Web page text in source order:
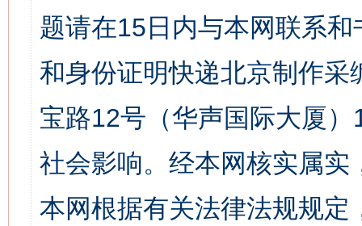
题请在15日内与本网联系
和身份证明快递北京制作
宝路12号（华声国际大厦
社会影响。经本网核实属
本网根据有关法律法规规